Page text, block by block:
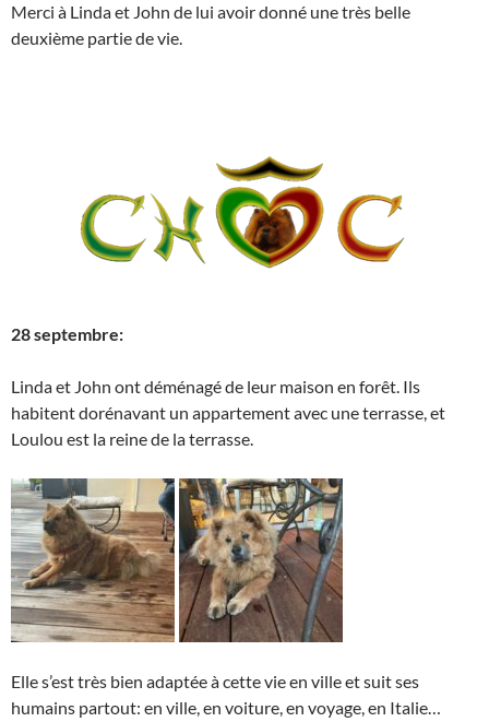
Merci à Linda et John de lui avoir donné une très belle
deuxième partie de vie.
28 septembre:
Linda et John ont déménagé de leur maison en forêt. Ils
habitent dorénavant un appartement avec une terrasse, et
Loulou est la reine de la terrasse.
Elle s’est très bien adaptée à cette vie en ville et suit ses
humains partout: en ville, en voiture, en voyage, en Italie…